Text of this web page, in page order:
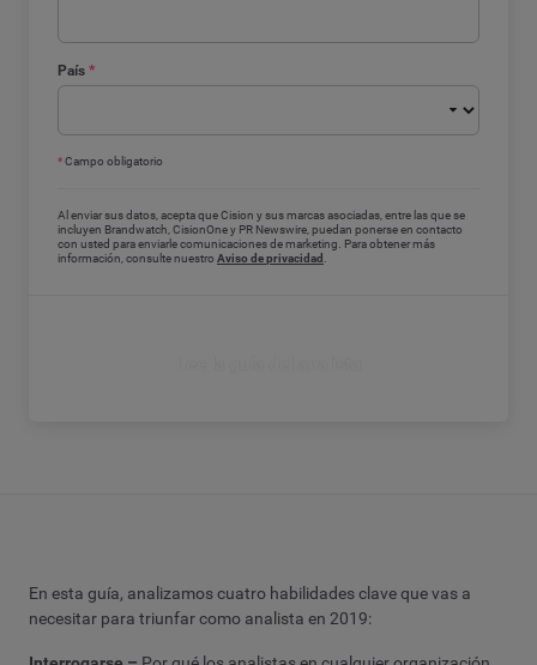
País *
*Campo obligatorio
Al enviar sus datos, acepta que Cision y sus marcas asociadas, entre las que se
incluyen Brandwatch, CisionOne y PR Newswire, puedan ponerse en contacto
con usted para enviarle comunicaciones de marketing. Para obtener más
información, consulte nuestro Aviso de privacidad .
En esta guía, analizamos cuatro habilidades clave que vas a
necesitar para triunfar como analista en 2019: